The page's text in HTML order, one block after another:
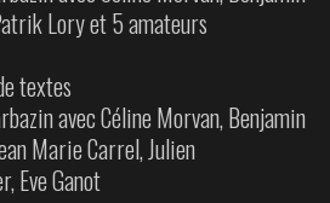
Lory et 5 amateurs
textes
avec Céline Morvan, Benjamin
Marie Carrel, Julien
Eve Ganot